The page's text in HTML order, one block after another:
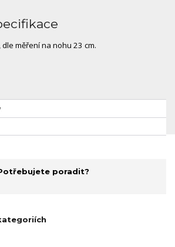
dle měření na nohu 23 cm.
poradit?